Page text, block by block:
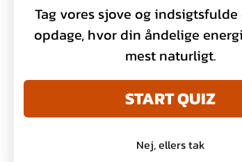
Privatlivspolitik
Kontakt os
Tag vores sjove og
opdage, hvor din åndelige
mest naturligt.
START QUIZ
Nej, ellers tak